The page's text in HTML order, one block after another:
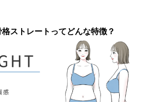
格ストレートってどんな特徴？